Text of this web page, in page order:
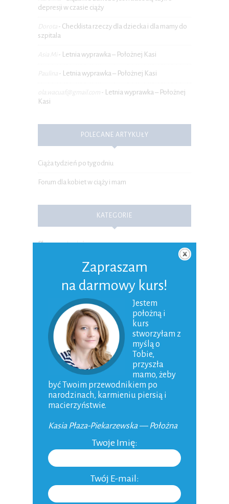
depresji w czasie ciąży
Dorota - Checklista rzeczy dla dziecka i dla mamy do
szpitala
Asia Mi - Letnia wyprawka – Położnej Kasi
Paulina - Letnia wyprawka – Położnej Kasi
ola.wacuaf@gmail.com - Letnia wyprawka – Położnej
Kasi
POLECANE ARTYKUŁY
Ciąża tydzień po tygodniu
Forum dla kobiet w ciąży i mam
KATEGORIE
Planowanie ciąży
Niemowlak
Karmienie piersią
Dziecko
Macierzyństwo
Aktualności
Inne
Zapraszam
na darmowy kurs!
Jestem
położną i
kurs
stworzyłam z
myślą o
Tobie,
przyszła
mamo, żeby
być Twoim przewodnikiem po
narodzinach, karmieniu piersią i
macierzyństwie.
Kasia Płaza-Piekarzewska — Położna
Twoje Imię:
Twój E-mail: